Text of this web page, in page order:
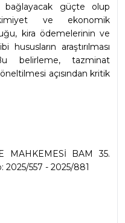
bağlayacak güçte olup
ve ekonomik
kira ödemelerinin ve
araştırılması
belirleme, tazminat
açısından kritik
MAHKEMESİ BAM 35.
2025/557 - 2025/881